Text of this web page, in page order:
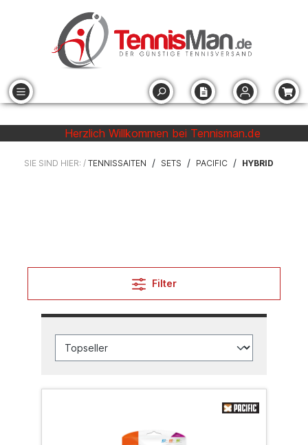
Herzlich Willkommen bei Tennisman.de
SIE SIND HIER: / TENNISSAITEN / SETS / PACIFIC / HYBRID
Filter